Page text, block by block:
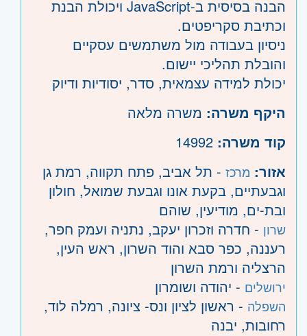
הבנה בסיסית ב-JavaScript ויכולת הבנת
וכתיבת סקריפטים.
ניסיון בעבודה מול משתמשים עסקיים
והובלת תהליכי יישום.
יכולת למידה עצמאית, סדר, יסודיות ודיוק
היקף משרה: משרה מלאה
קוד משרה:
אזור: מרכז - תל אביב, פתח תקווה, רמת גן
וגבעתיים, בקעת אונו וגבעת שמואל, חולון
ובת-ים, מודיעין, שוהם
שרון - חדרה וזכרון יעקב, נתניה ועמק חפר,
רעננה, כפר סבא והוד השרון, ראש העין,
הרצליה ורמת השרון
ירושלים - יהודה ושומרון
השפלה - ראשון לציון ונס- ציונה, רמלה לוד,
רחובות, יבנה